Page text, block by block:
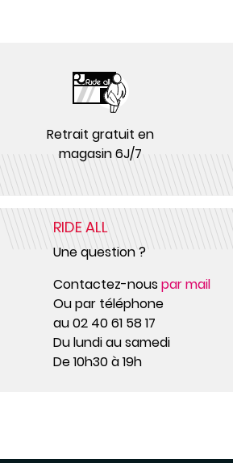
Retrait gratuit en
magasin 6J/7
RIDE ALL
Une question ?
Contactez-nouspar mail
Ou par téléphone
au 02 40 61 58 17
Du lundi au samedi
De 10h30 à 19h